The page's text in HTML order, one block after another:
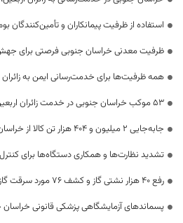
استفاده از ظرفیت پیمانکاران و تأمین‌کنندگان
ظرفیت معدنی خراسان جنوبی فرصتی برای
همه ظرفیت‌ها برای خدمت‌رسانی ایمن به
53 موکب خراسان جنوبی در خدمت زائران اربعین
جابه‌جایی 2 میلیون و 404 هزار تن کالا از خراسان جنوبی به سراسر کشور
تشدید نظارت‌ها و همکاری دستگاه‌ها برای
رفع 40 هزار نشتی گاز و کشف 76 مورد سرقت گاز در چهار ماهه نخست سال
پسماندهای آزمایشگاهی پزشکی قانونی